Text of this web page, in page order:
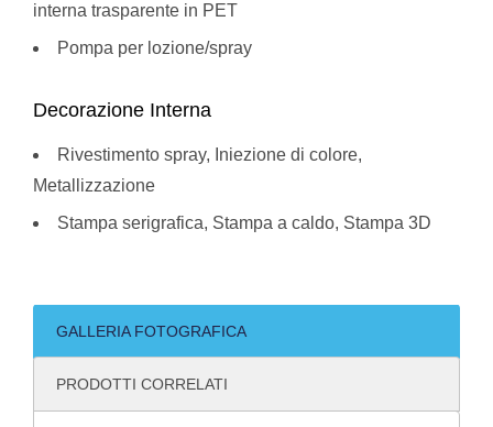
interna trasparente in PET
Pompa per lozione/spray
Decorazione Interna
Rivestimento spray, Iniezione di colore,
Metallizzazione
Stampa serigrafica, Stampa a caldo, Stampa 3D
GALLERIA FOTOGRAFICA
PRODOTTI CORRELATI